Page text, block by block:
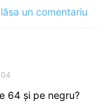
un comentariu
64 și pe negru?